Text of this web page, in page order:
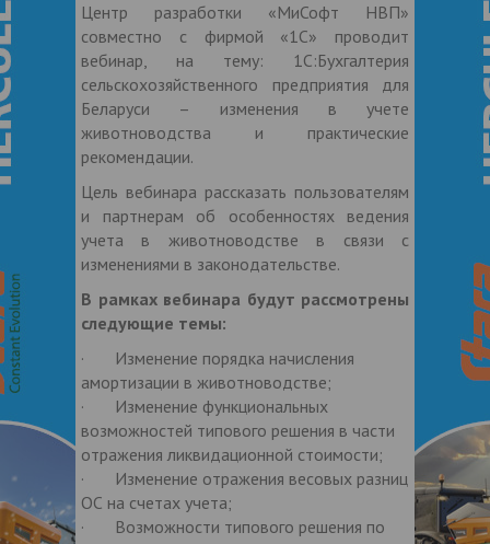
Центр разработки «МиСофт НВП»
совместно с фирмой «1С» проводит
вебинар, на тему: 1С:Бухгалтерия
сельскохозяйственного предприятия для
Беларуси – изменения в учете
животноводства и практические
рекомендации.
Цель вебинара рассказать пользователям
и партнерам об особенностях ведения
учета в животноводстве в связи с
изменениями в законодательстве.
В рамках вебинара будут рассмотрены
следующие темы:
· Изменение порядка начисления
амортизации в животноводстве;
· Изменение функциональных
возможностей типового решения в части
отражения ликвидационной стоимости;
· Изменение отражения весовых разниц
ОС на счетах учета;
· Возможности типового решения по